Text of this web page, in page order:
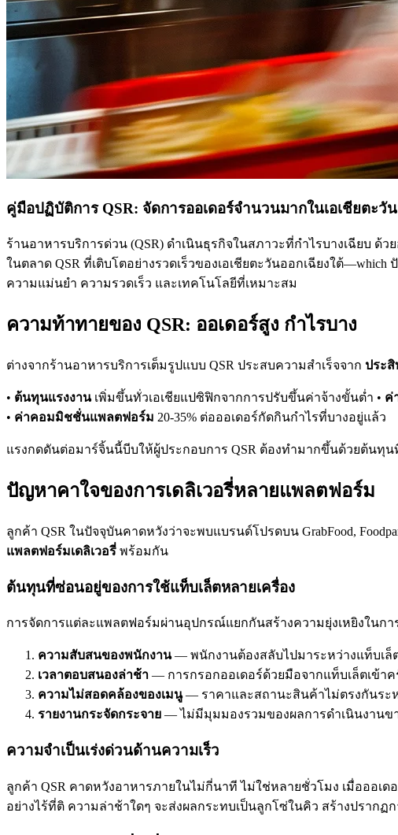
คู่มือปฏิบัติการ QSR: จัดการออเดอร์จำนวนมากในเอเชียตะวั
ร้านอาหารบริการด่วน (QSR) ดำเนินธุรกิจในสภาวะที่กำไรบางเฉียบ ด้ว
ในตลาด QSR ที่เติบโตอย่างรวดเร็วของเอเชียตะวันออกเฉียงใต้
ความแม่นยำ ความรวดเร็ว และเทคโนโลยีที่เหมาะสม
ความท้าทายของ QSR: ออเดอร์สูง กำไรบาง
ต่างจากร้านอาหารบริการเต็มรูปแบบ QSR ประสบความสำเร็จจาก ประ
• ต้นทุนแรงงานเพิ่มขึ้นทั่วเอเชียแปซิฟิกจากการปรับขึ้นค่าจ้างขั้นต่ำ • ค่
• ค่าคอมมิชชั่นแพลตฟอร์ม 20-35% ต่อออเดอร์กัดกินกำไรที่บางอยู่แล้ว
แรงกดดันต่อมาร์จิ้นนี้บีบให้ผู้ประกอบการ QSR ต้องทำมากขึ้นด้วยต้นทุ
ปัญหาคาใจของการเดลิเวอรี่หลายแพลตฟอร์ม
ลูกค้า QSR ในปัจจุบันคาดหวังว่าจะพบแบรนด์โปรดบน GrabFood,
แพลตฟอร์มเดลิเวอรี่ พร้อมกัน
ต้นทุนที่ซ่อนอยู่ของการใช้แท็บเล็ตหลายเครื่อง
การจัดการแต่ละแพลตฟอร์มผ่านอุปกรณ์แยกกันสร้างความยุ่งเหยิงในกา
ความสับสนของพนักงาน— พนักงานต้องสลับไปมาระหว่างแท็บเล็
เวลาตอบสนองล่าช้า — การกรอกออเดอร์ด้วยมือจากแท็บเล็ตเข้า
ความไม่สอดคล้องของเมนู— ราคาและสถานะสินค้าไม่ตรงกันระ
รายงานกระจัดกระจาย — ไม่มีมุมมองรวมของผลการดำเนินงานข
ความจำเป็นเร่งด่วนด้านความเร็ว
ลูกค้า QSR คาดหวังอาหารภายในไม่กี่นาที ไม่ใช่หลายชั่วโมง เมื่อออเด
อย่างไร้ที่ติ ความล่าช้าใดๆ จะส่งผลกระทบเป็นลูกโซ่ในคิว สร้างปราก